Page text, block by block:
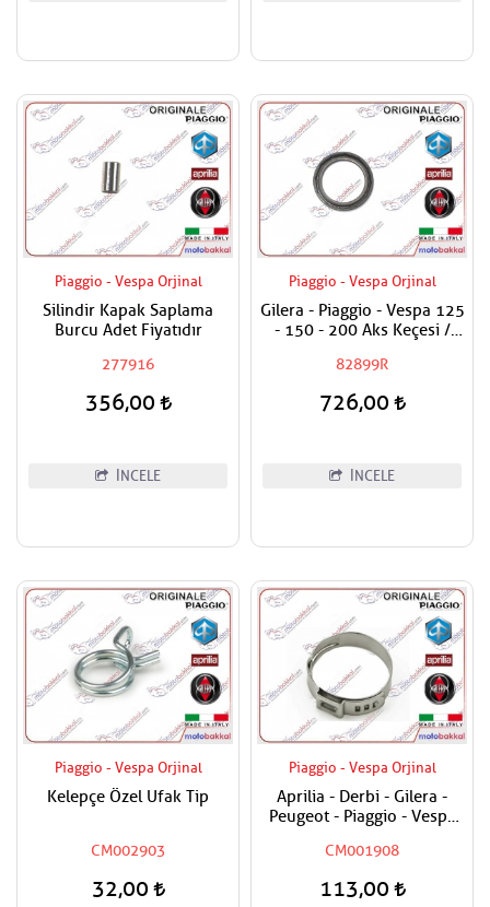
Piaggio - Vespa Orjinal
Silindir Kapak Saplama
Burcu Adet Fiyatıdır
277916
356,00
İNCELE
Piaggio - Vespa Orjinal
Gilera - Piaggio - Vespa 125
- 150 - 200 Aks Keçesi /
82899R
726,00
İNCELE
Piaggio - Vespa Orjinal
Kelepçe Özel Ufak Tip
CM002903
32,00
Piaggio - Vespa Orjinal
Aprilia - Derbi - Gilera -
Peugeot - Piaggio - Vespa
Kelepçesi
CM001908
113,00